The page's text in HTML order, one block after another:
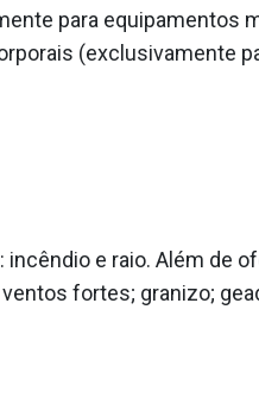
para equipamentos
(exclusivamente
incêndio e raio. Além de
fortes; granizo;